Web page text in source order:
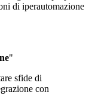
di iperautomazione
"
sfide di
con